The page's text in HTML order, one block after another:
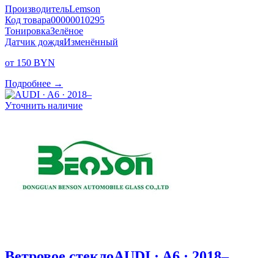
ПроизводительLemson
Код товара00000010295
ТонировкаЗелёное
Датчик дождяИзменённый
от 150 BYN
Подробнее →
Уточнить наличие